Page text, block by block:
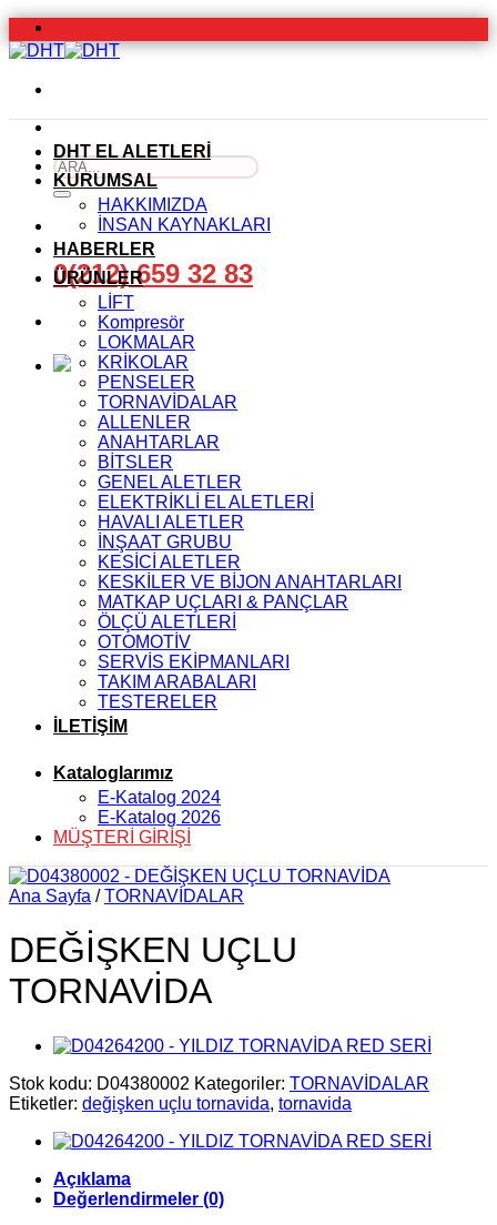
İçeriğe
atla
Ara:
0(212) 659 32 83
DHT EL ALETLERİ
KURUMSAL
HAKKIMIZDA
İNSAN KAYNAKLARI
HABERLER
ÜRÜNLER
LİFT
Kompresör
LOKMALAR
KRİKOLAR
PENSELER
TORNAVİDALAR
ALLENLER
ANAHTARLAR
BİTSLER
GENEL ALETLER
ELEKTRİKLİ EL ALETLERİ
HAVALI ALETLER
İNŞAAT GRUBU
KESİCİ ALETLER
KESKİLER VE BİJON ANAHTARLARI
MATKAP UÇLARI & PANÇLAR
ÖLÇÜ ALETLERİ
OTOMOTİV
SERVİS EKİPMANLARI
TAKIM ARABALARI
TESTERELER
İLETİŞİM
Kataloglarımız
E-Katalog 2024
E-Katalog 2026
MÜŞTERİ GİRİŞİ
Ana Sayfa / TORNAVİDALAR
DEĞİŞKEN UÇLU
TORNAVİDA
Stok kodu: D04380002 Kategoriler: TORNAVİDALAR
Etiketler: değişken uçlu tornavida, tornavida
Açıklama
Değerlendirmeler (0)